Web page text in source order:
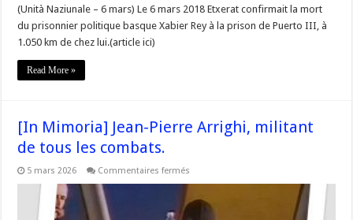
(Unità Naziunale – 6 mars) Le 6 mars 2018 Etxerat confirmait la mort
du prisonnier politique basque Xabier Rey à la prison de Puerto III, à
1.050 km de chez lui.(article ici)
Read More »
[In Mimoria] Jean-Pierre Arrighi, militant
de tous les combats.
5 mars 2026 Commentaires fermés
Jean-
Pierre